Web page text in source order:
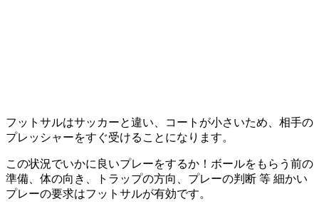
フットサルはサッカーと違い、コートが小さいため、相手の
プレッシャーをすぐ受けることになります。
この状況でいかに良いプレーをするか！ボールをもらう前の
準備、体の向き、トラップの方向、プレーの判断 等 細かい
プレーの要求はフットサルが有効です。